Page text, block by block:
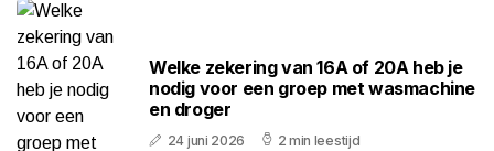
Welke zekering van 16A of 20A heb je
nodig voor een groep met wasmachine
en droger
24 juni 2026 2 min leestijd